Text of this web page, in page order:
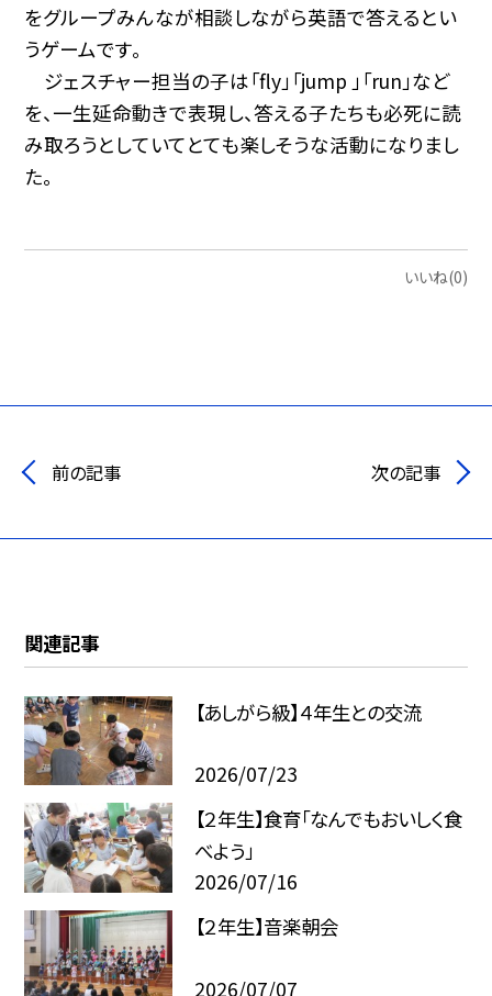
をグループみんなが相談しながら英語で答えるとい
うゲームです。
ジェスチャー担当の子は「fly」「jump 」「run」など
を、一生延命動きで表現し、答える子たちも必死に読
み取ろうとしていてとても楽しそうな活動になりまし
た。
いいね(0)
前の記事 次の記事
関連記事
【あしがら級】４年生との交流
2026/07/23
【２年生】食育「なんでもおいしく食
べよう」
2026/07/16
【２年生】音楽朝会
2026/07/07